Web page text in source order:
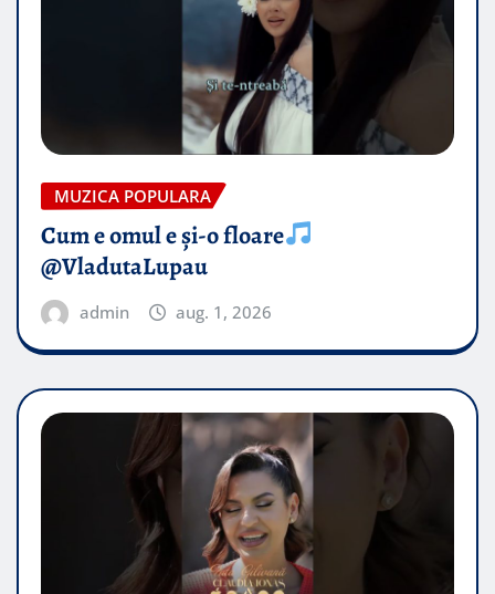
MUZICA POPULARA
Cum e omul e și-o floare
@VladutaLupau
admin aug. 1, 2026